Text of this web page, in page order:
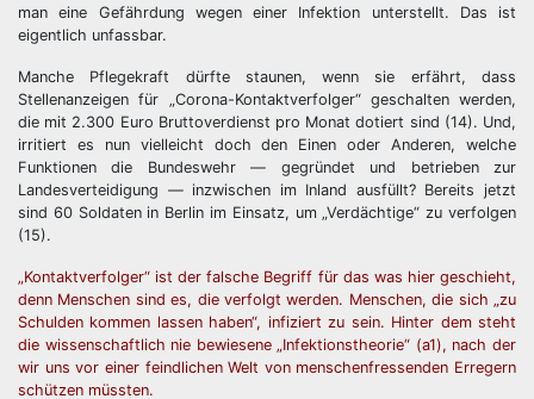
man eine Gefährdung wegen einer Infektion unterstellt. Das ist
eigentlich unfassbar.
Manche Pflegekraft dürfte staunen, wenn sie erfährt, dass
Stellenanzeigen für „Corona-Kontaktverfolger“ geschalten werden,
die mit 2.300 Euro Bruttoverdienst pro Monat dotiert sind (14). Und,
irritiert es nun vielleicht doch den Einen oder Anderen, welche
Funktionen die Bundeswehr — gegründet und betrieben zur
Landesverteidigung — inzwischen im Inland ausfüllt? Bereits jetzt
sind 60 Soldaten in Berlin im Einsatz, um „Verdächtige“ zu verfolgen
(15).
„Kontaktverfolger“ ist der falsche Begriff für das was hier geschieht,
denn Menschen sind es, die verfolgt werden. Menschen, die sich „zu
Schulden kommen lassen haben“, infiziert zu sein. Hinter dem steht
die wissenschaftlich nie bewiesene „Infektionstheorie“ (a1), nach der
wir uns vor einer feindlichen Welt von menschenfressenden Erregern
schützen müssten.